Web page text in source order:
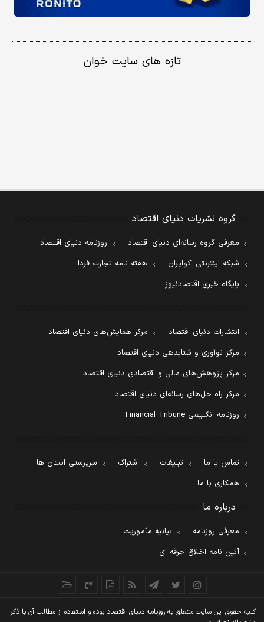
تازه های سایت خوان
گروه نشریات دنیای اقتصاد
معرفی گروه رسانه‌ای دنیای اقتصاد
روزنامه دنیای اقتصاد
شبکه اینترنتی اکوایران
هفته نامه تجارت فردا
پایگاه خبری اقتصادنیوز
انتشارات دنیای اقتصاد
مرکز همایش‌های دنیای اقتصاد
مرکز نوآوری و شتابدهی دنیای اقتصاد
مرکز پژوهش‌های مالی و اقتصادی دنیای اقتصاد
مرکز راه حل‌های رسانه‌ای دنیای اقتصاد
روزنامه انگلیسی Financial Tribune
تماس با ما تبلیغات اشتراک
سرپرستی استان ها
همکاری با ما
درباره ما
معرفی روزنامه
بیانیه مأموریت
آئین نامه اخلاق حرفه ای
کليه حقوق اين سايت متعلق به روزنامه دنيای اقتصاد بوده و استفاده از مطالب آن با ذکر